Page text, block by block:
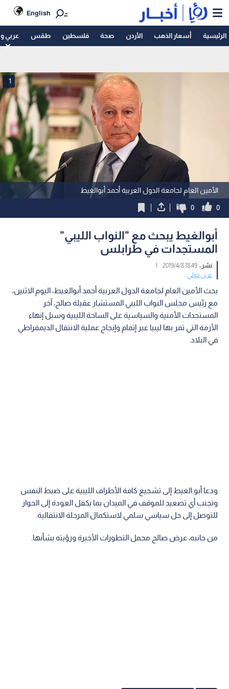
English
الرئيسية أسعار الذهب الأردن صحة فلسطين طقس عربي
الأمين العام لجامعة الدول العربية أحمد أبوالغيط
1
0
0
أبوالغيط يبحث مع "النواب الليبي"
المستجدات في طرابلس
نشر :18:49 2019/4/8
|
عربي دولي
بحث الأمين العام لجامعة الدول العربية أحمد أبوالغيط، اليوم الاثنين،
مع رئيس مجلس النواب الليبي المستشار عقيلة صالح، آخر
المستجدات الأمنية والسياسية على الساحة الليبية وسبل إنهاء
الأزمة التي تمر بها ليبيا عبر إتمام وإنجاح عملية الانتقال الديمقراطي
في البلاد.
ودعا أبو الغيط إلى تشجيع كافة الأطراف الليبية على ضبط النفس
وتجنب أي تصعيد للموقف في الميدان بما يكفل العودة إلى الحوار
للتوصل إلى حل سياسي سلمي لاستكمال المرحلة الانتقالية.
من جانبه، عرض صالح مجمل التطورات الأخيرة ورؤيته بشأنها.